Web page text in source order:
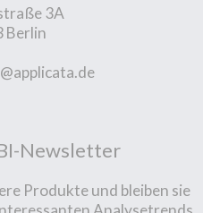
3A
Berlin
Newsletter
Produkte und bleiben sie